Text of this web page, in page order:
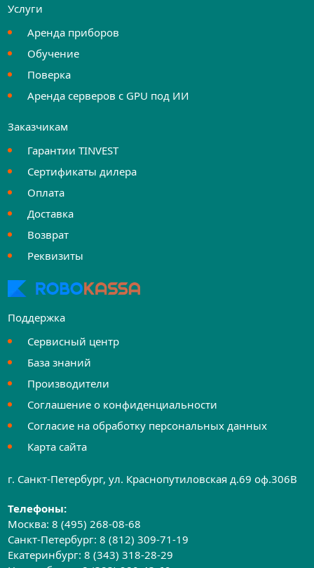
Услуги
Аренда приборов
Обучение
Поверка
Аренда серверов с GPU под ИИ
Заказчикам
Гарантии TINVEST
Сертификаты дилера
Оплата
Доставка
Возврат
Реквизиты
Поддержка
Сервисный центр
База знаний
Производители
Соглашение о конфиденциальности
Согласие на обработку персональных данных
Карта сайта
г. Санкт-Петербург, ул. Краснопутиловская д.69 оф.306B
Телефоны:
Москва:8 (495) 268-08-68
Санкт-Петербург:8 (812) 309-71-19
Екатеринбург:8 (343) 318-28-29